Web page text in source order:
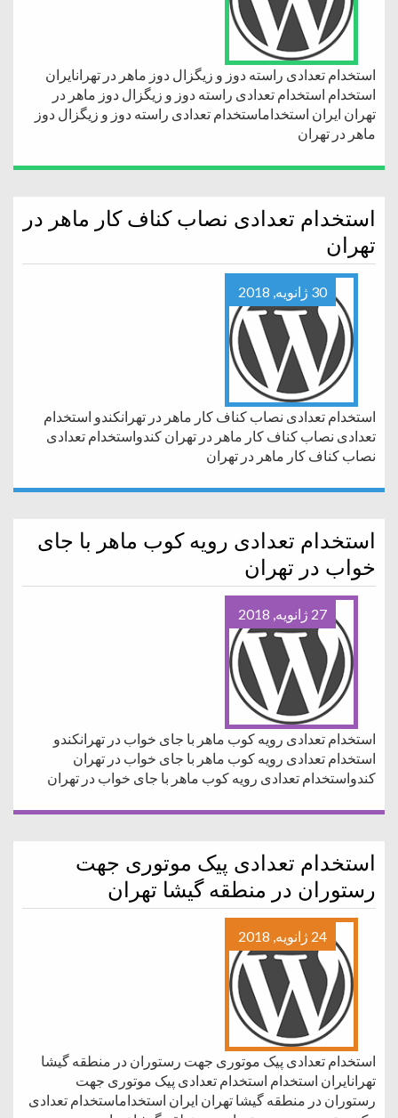
استخدام تعدادی راسته دوز و زیگزال دوز ماهر در تهرانایران
استخدام استخدام تعدادی راسته دوز و زیگزال دوز ماهر در
تهران ایران استخداماستخدام تعدادی راسته دوز و زیگزال دوز
ماهر در تهران
استخدام تعدادی نصاب کناف کار ماهر در
تهران
30 ژانویه, 2018
استخدام تعدادی نصاب کناف کار ماهر در تهرانکندو استخدام
تعدادی نصاب کناف کار ماهر در تهران کندواستخدام تعدادی
نصاب کناف کار ماهر در تهران
استخدام تعدادی رویه کوب ماهر با جای
خواب در تهران
27 ژانویه, 2018
استخدام تعدادی رویه کوب ماهر با جای خواب در تهرانکندو
استخدام تعدادی رویه کوب ماهر با جای خواب در تهران
کندواستخدام تعدادی رویه کوب ماهر با جای خواب در تهران
استخدام تعدادی پیک موتوری جهت
رستوران در منطقه گیشا تهران
24 ژانویه, 2018
استخدام تعدادی پیک موتوری جهت رستوران در منطقه گیشا
تهرانایران استخدام استخدام تعدادی پیک موتوری جهت
رستوران در منطقه گیشا تهران ایران استخداماستخدام تعدادی